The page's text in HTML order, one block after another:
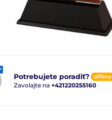
Potrebujete poradiť? offline
Zavolajte na +421220255160